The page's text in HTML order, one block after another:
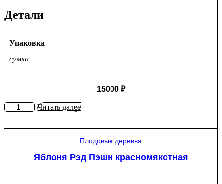
Детали
Упаковка
сумка
15000 ₽
КоличествоЧитать далее
Плодовые деревья
Яблоня Рэд Пэшн красномякотная